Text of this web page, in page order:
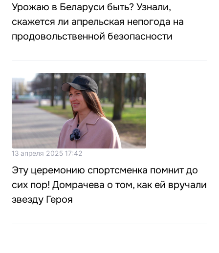
Урожаю в Беларуси быть? Узнали,
скажется ли апрельская непогода на
продовольственной безопасности
13 апреля 2025 17:42
Эту церемонию спортсменка помнит до
сих пор! Домрачева о том, как ей вручали
звезду Героя